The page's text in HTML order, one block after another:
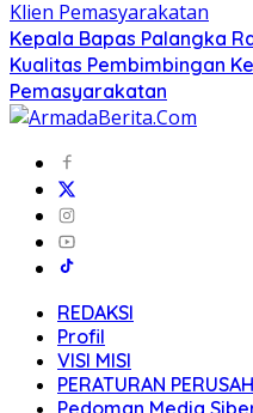
Kepala Bapas Palangka
Kualitas Pembimbingan
Pemasyarakatan
REDAKSI
Profil
VISI MISI
PERATURAN